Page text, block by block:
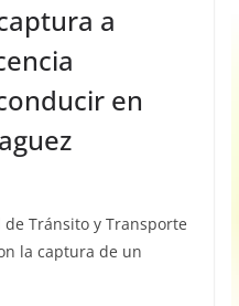
a
en
Tránsito y Transporte
la captura de un